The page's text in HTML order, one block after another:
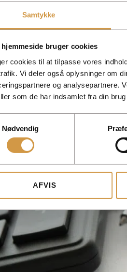
Samtykke
hjemmeside bruger cookies
cookies til at tilpasse vores
Vi deler også oplysninger om
og analysepartnere.
som de har indsamlet fra din
Nødvendig
AFVIS
og udarbejde et